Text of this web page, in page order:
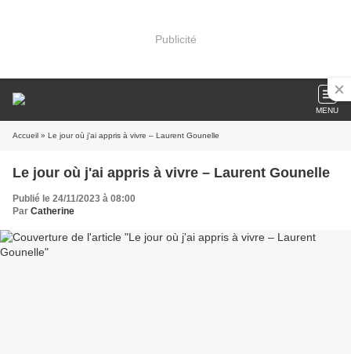
Publicité
MENU
Accueil » Le jour où j'ai appris à vivre – Laurent Gounelle
Le jour où j'ai appris à vivre – Laurent Gounelle
Publié le 24/11/2023 à 08:00
Par Catherine